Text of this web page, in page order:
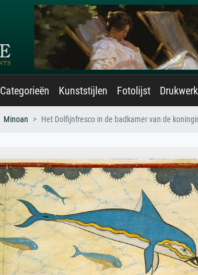
Categorieën Kunststijlen Fotolijst Drukwerk
Minoan Het Dolfijnfresco in de badkamer van de